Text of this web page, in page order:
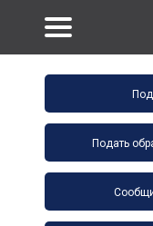
Подать